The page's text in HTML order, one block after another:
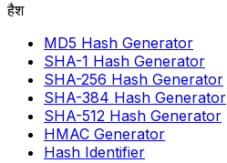
हैश
MD5 Hash Generator
SHA-1 Hash Generator
SHA-256 Hash Generator
SHA-384 Hash Generator
SHA-512 Hash Generator
HMAC Generator
Hash Identifier